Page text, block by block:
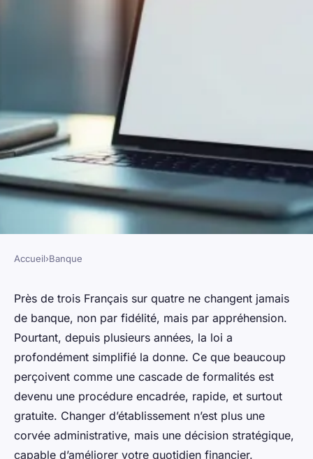
Changer de banque facilement
: suivez ces étapes clés
Corneille•07/04/2026 10:22• 11 min de lecture
Accueil›Banque
Près de trois Français sur quatre ne changent jamais
de banque, non par fidélité, mais par appréhension.
Pourtant, depuis plusieurs années, la loi a
profondément simplifié la donne. Ce que beaucoup
perçoivent comme une cascade de formalités est
devenu une procédure encadrée, rapide, et surtout
gratuite. Changer d’établissement n’est plus une
corvée administrative, mais une décision stratégique,
capable d’améliorer votre quotidien financier.